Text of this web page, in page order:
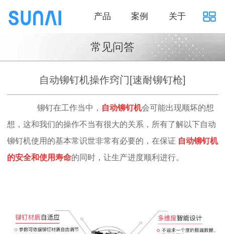
产品 案例 关于
常见问答
自动铆钉机操作窍门[速耐铆钉枪]
铆钉在工作当中， 自动铆钉机会可能出现顺坏的想
想，这和我们的操作不当有很大的关系，所有了解以下自动
铆钉机使用的基本常识世非常有必要的，在保证 自动铆钉机
的安全和使用寿命的同时，让生产进度顺利进行。